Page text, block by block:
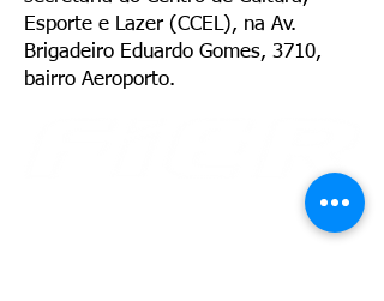
Esporte e Lazer (CCEL), na Av.
Brigadeiro Eduardo Gomes, 3710,
bairro Aeroporto.